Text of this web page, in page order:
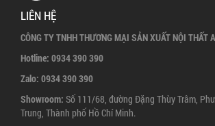
LIÊN HỆ
CÔNG TY TNHH THƯƠNG MẠI SẢN XUẤT NỘI THẤT
Hotline: 0934 390 390
Zalo: 0934 390 390
Showroom: Số 111/68, đường Đặng Thùy Trâm,
Trung, Thành phố Hồ Chí Minh.